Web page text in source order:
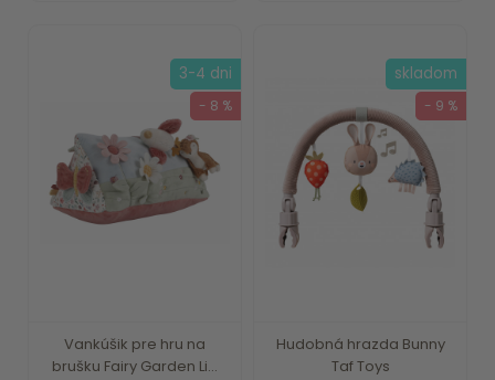
Vankúšik pre hru na
brušku Fairy Garden Li...
3-4 dni
- 8 %
Hudobná hrazda Bunny
Taf Toys
skladom
- 9 %